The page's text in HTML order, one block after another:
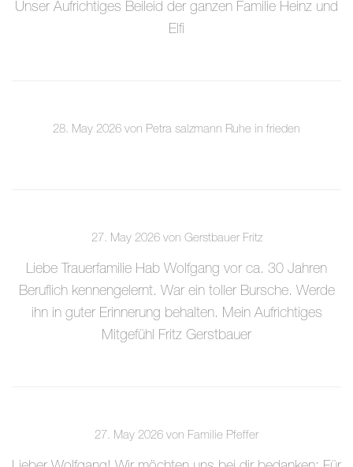
Unser Aufrichtiges Beileid der ganzen Familie Heinz und
Elfi
28. May 2026 von Petra salzmann Ruhe in frieden
27. May 2026 von Gerstbauer Fritz
Liebe Trauerfamilie Hab Wolfgang vor ca. 30 Jahren
Beruflich kennengelernt. War ein toller Bursche. Werde
ihn in guter Erinnerung behalten. Mein Aufrichtiges
Mitgefühl Fritz Gerstbauer
27. May 2026 von Familie Pfeffer